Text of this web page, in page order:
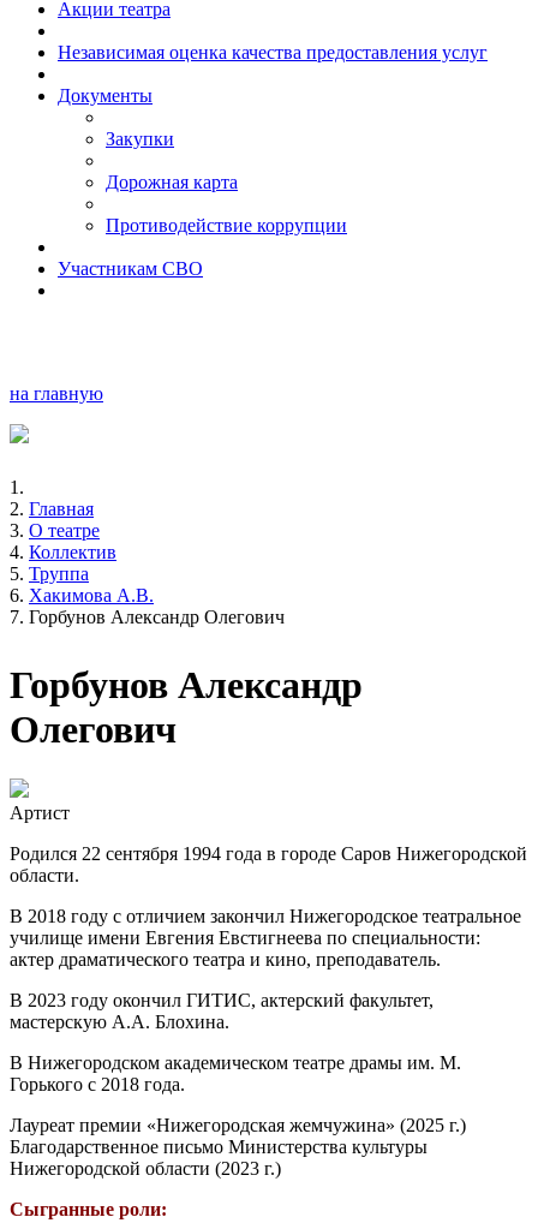
Акции театра
Независимая оценка качества предоставления услуг
Документы
Закупки
Дорожная карта
Противодействие коррупции
Участникам СВО
на главную
Главная
О театре
Коллектив
Труппа
Хакимова А.В.
Горбунов Александр Олегович
Горбунов Александр
Олегович
Артист
Родился 22 сентября 1994 года в городе Саров Нижегородской
области.
В 2018 году с отличием закончил Нижегородское театральное
училище имени Евгения Евстигнеева по специальности:
актер драматического театра и кино, преподаватель.
В 2023 году окончил ГИТИС, актерский факультет,
мастерскую А.А. Блохина.
В Нижегородском академическом театре драмы им. М.
Горького с 2018 года.
Лауреат премии «Нижегородская жемчужина» (2025 г.)
Благодарственное письмо Министерства культуры
Нижегородской области (2023 г.)
Сыгранные роли: